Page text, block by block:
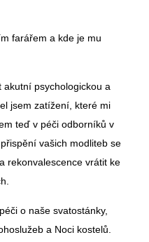
farářem a kde je mu
psychologickou a
jsem zatížení, které mi
teď v péči odborníků v
vašich modliteb se
rekonvalescence vrátit ke
o naše svatostánky,
a Noci kostelů.